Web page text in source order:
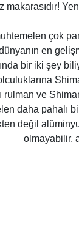
makarasıdır!
çok
en
bir iki şey
rulman ve
daha pahalı
değil
olmayabilir,